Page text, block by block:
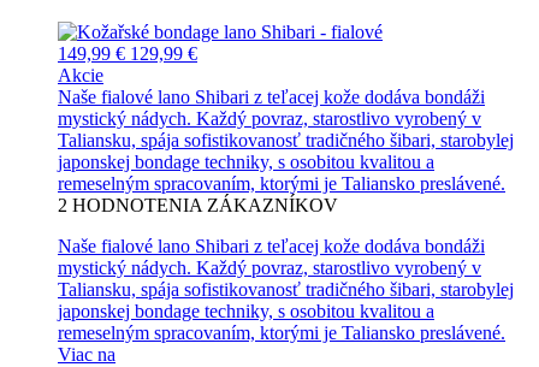
149,99 € 129,99 €
Akcie
Naše fialové lano Shibari z teľacej kože dodáva bondáži
mystický nádych. Každý povraz, starostlivo vyrobený v
Taliansku, spája sofistikovanosť tradičného šibari, starobylej
japonskej bondage techniky, s osobitou kvalitou a
remeselným spracovaním, ktorými je Taliansko preslávené.
2 HODNOTENIA ZÁKAZNÍKOV
Naše fialové lano Shibari z teľacej kože dodáva bondáži
mystický nádych. Každý povraz, starostlivo vyrobený v
Taliansku, spája sofistikovanosť tradičného šibari, starobylej
japonskej bondage techniky, s osobitou kvalitou a
remeselným spracovaním, ktorými je Taliansko preslávené.
Viac na